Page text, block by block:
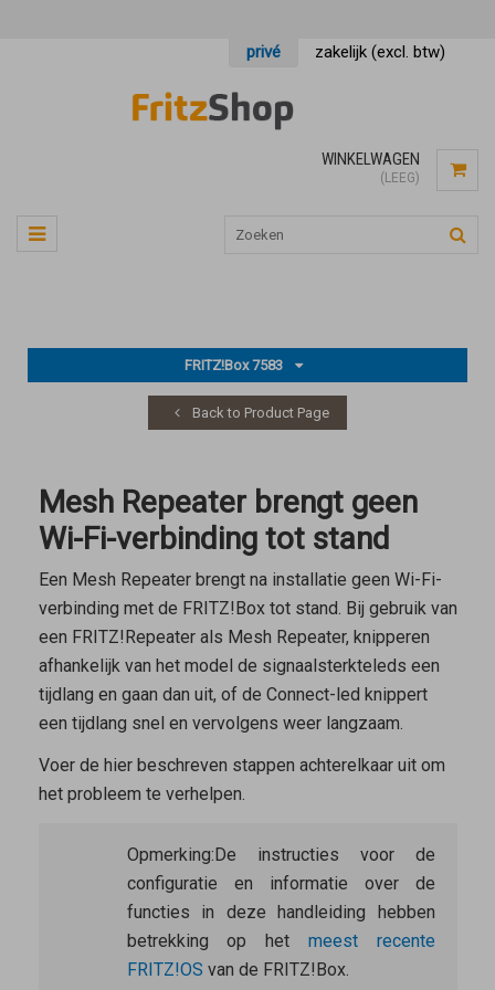
privé zakelijk (excl. btw)
WINKELWAGEN
(LEEG)
FRITZ!Box 7583
Back to Product Page
Mesh Repeater brengt geen
Wi-Fi-verbinding tot stand
Een Mesh Repeaterbrengt na installatie geen Wi-Fi-
verbinding met de FRITZ!Box tot stand. Bij gebruik van
een FRITZ!Repeater als Mesh Repeater, knipperen
afhankelijk van het model de signaalsterkteleds een
tijdlang en gaan dan uit, of de Connect-led knippert
een tijdlang snel en vervolgens weer langzaam.
Voer de hier beschreven stappen achterelkaar uit om
het probleem te verhelpen.
Opmerking: De instructies voor de
configuratie en informatie over de
functies in deze handleiding hebben
betrekking op het meest recente
FRITZ!OS van de FRITZ!Box.